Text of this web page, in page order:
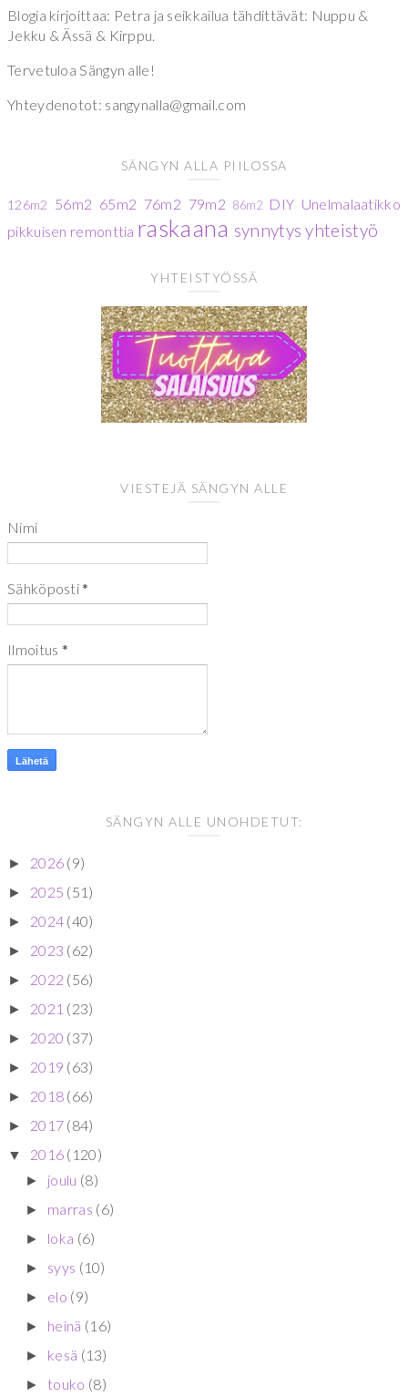
Blogia kirjoittaa: Petra ja seikkailua tähdittävät: Nuppu &
Jekku & Ässä & Kirppu.
Tervetuloa Sängyn alle!
Yhteydenotot: sangynalla@gmail.com
SÄNGYN ALLA PIILOSSA
126m2 56m2 65m2 76m2 79m2 86m2 DIY Unelmalaatikko
pikkuisen remonttia raskaana synnytys yhteistyö
YHTEISTYÖSSÄ
VIESTEJÄ SÄNGYN ALLE
Nimi
Sähköposti*
Ilmoitus *
SÄNGYN ALLE UNOHDETUT:
► 2026 (9)
► 2025 (51)
► 2024 (40)
► 2023 (62)
► 2022 (56)
► 2021 (23)
► 2020 (37)
► 2019 (63)
► 2018 (66)
► 2017 (84)
▼ 2016 (120)
► joulu (8)
► marras (6)
► loka (6)
► syys (10)
► elo (9)
► heinä (16)
► kesä (13)
► touko (8)